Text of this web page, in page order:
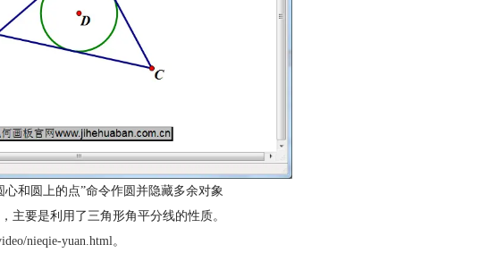
和圆上的点”命令作圆并隐藏多余对象
主要是利用了三角形角平分线的性质。
nieqie-yuan.html 。